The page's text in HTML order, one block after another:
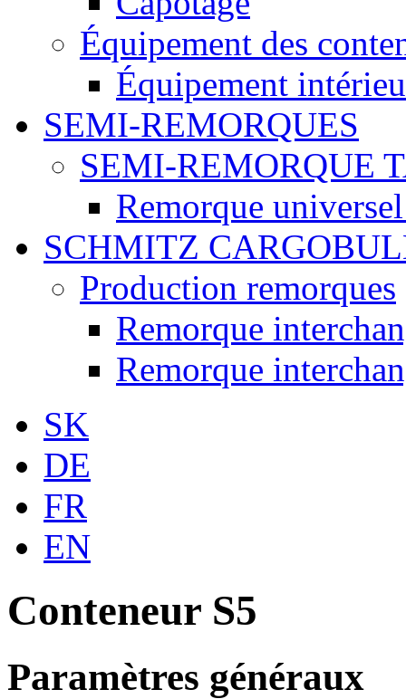
Équipement des
Équipement
SEMI-REMORQUES
SEMI-REMORQUE
Remorque
SCHMITZ
Production remorques
Remorque
Remorque
SK
DE
FR
EN
Conteneur S5
Paramètres généraux